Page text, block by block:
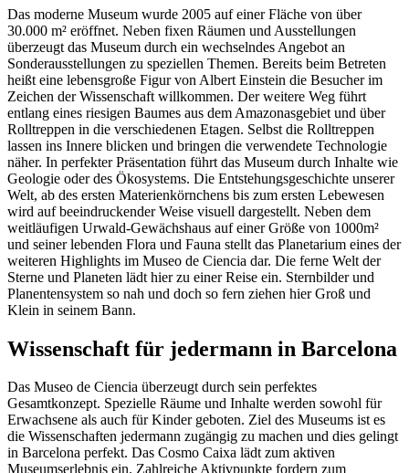
Das moderne Museum wurde 2005 auf einer Fläche von über
30.000 m² eröffnet. Neben fixen Räumen und Ausstellungen
überzeugt das Museum durch ein wechselndes Angebot an
Sonderausstellungen zu speziellen Themen. Bereits beim Betreten
heißt eine lebensgroße Figur von Albert Einstein die Besucher im
Zeichen der Wissenschaft willkommen. Der weitere Weg führt
entlang eines riesigen Baumes aus dem Amazonasgebiet und über
Rolltreppen in die verschiedenen Etagen. Selbst die Rolltreppen
lassen ins Innere blicken und bringen die verwendete Technologie
näher. In perfekter Präsentation führt das Museum durch Inhalte wie
Geologie oder des Ökosystems. Die Entstehungsgeschichte unserer
Welt, ab des ersten Materienkörnchens bis zum ersten Lebewesen
wird auf beeindruckender Weise visuell dargestellt. Neben dem
weitläufigen Urwald-Gewächshaus auf einer Größe von 1000m²
und seiner lebenden Flora und Fauna stellt das Planetarium eines der
weiteren Highlights im Museo de Ciencia dar. Die ferne Welt der
Sterne und Planeten lädt hier zu einer Reise ein. Sternbilder und
Planentensystem so nah und doch so fern ziehen hier Groß und
Klein in seinem Bann.
Wissenschaft für jedermann in Barcelona
Das Museo de Ciencia überzeugt durch sein perfektes
Gesamtkonzept. Spezielle Räume und Inhalte werden sowohl für
Erwachsene als auch für Kinder geboten. Ziel des Museums ist es
die Wissenschaften jedermann zugängig zu machen und dies gelingt
in Barcelona perfekt. Das Cosmo Caixa lädt zum aktiven
Museumserlebnis ein. Zahlreiche Aktivpunkte fordern zum